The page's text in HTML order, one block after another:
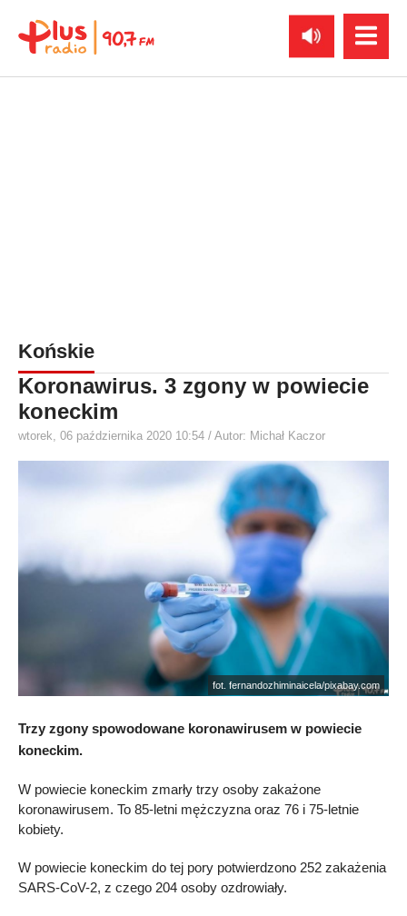
Końskie
Koronawirus. 3 zgony w powiecie
koneckim
wtorek, 06 października 2020 10:54 / Autor: Michał Kaczor
fot. fernandozhiminaicela/pixabay.com
Trzy zgony spowodowane koronawirusem w powiecie
koneckim.
W powiecie koneckim zmarły trzy osoby zakażone
koronawirusem. To 85-letni mężczyzna oraz 76 i 75-letnie
kobiety.
W powiecie koneckim do tej pory potwierdzono 252 zakażenia
SARS-CoV-2, z czego 204 osoby ozdrowiały.